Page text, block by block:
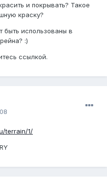
и покрывать? Такое
краску?
быть использованы в
:)
ссылкой.
terrain/1/